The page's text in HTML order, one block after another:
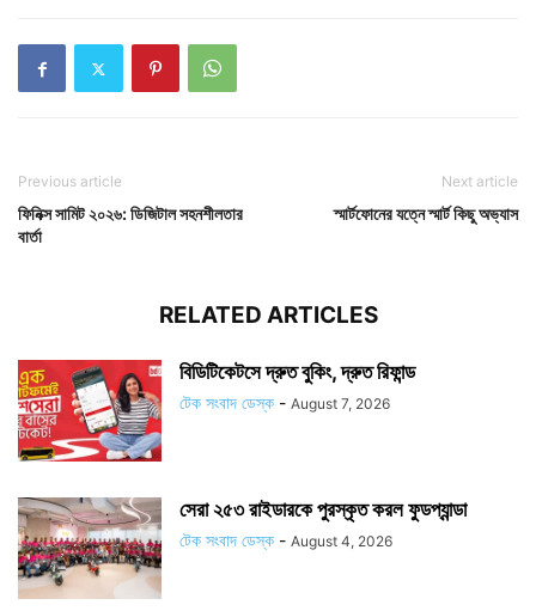
Previous article
ফিনিক্স সামিট ২০২৬: ডিজিটাল সহনশীলতার
বার্তা
Next article
স্মার্টফোনের যত্নে স্মার্ট কিছু অভ্যাস
RELATED ARTICLES
বিডিটিকেটসে দ্রুত বুকিং, দ্রুত রিফান্ড
টেক সংবাদ ডেস্ক - August 7, 2026
সেরা ২৫৩ রাইডারকে পুরস্কৃত করল ফুডপ্যান্ডা
টেক সংবাদ ডেস্ক - August 4, 2026